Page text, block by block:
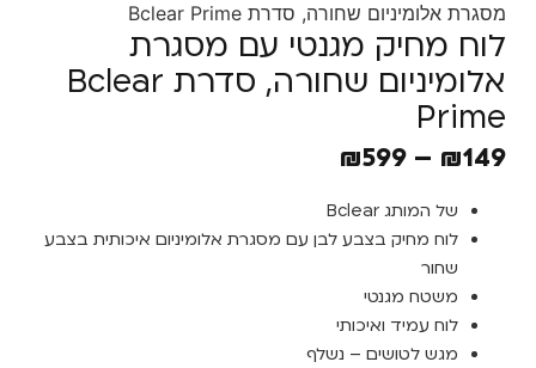
מסגרת אלומיניום שחורה, סדרת Bclear Prime
לוח מחיק מגנטי עם מסגרת
אלומיניום שחורה, סדרת Bclear
Prime
₪149
–
₪599
של המותג Bclear
לוח מחיק בצבע לבן עם מסגרת אלומיניום איכותית בצבע
שחור
משטח מגנטי
לוח עמיד ואיכותי
מגש לטושים – נשלף